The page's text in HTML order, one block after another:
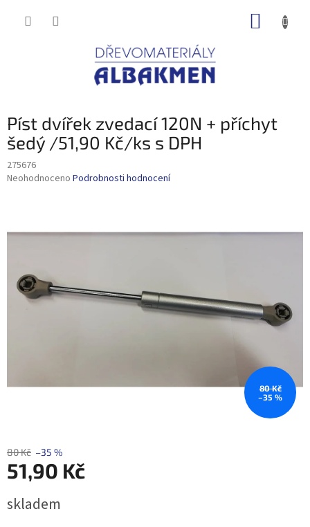
Píst dvířek zvedací 120N + příchyt
šedý /51,90 Kč/ks s DPH
275676
Průměrné
0,0
Neohodnoceno Podrobnosti hodnocení
80 Kč
–35 %
80 Kč –35 %
51,90 Kč
cena:
skladem